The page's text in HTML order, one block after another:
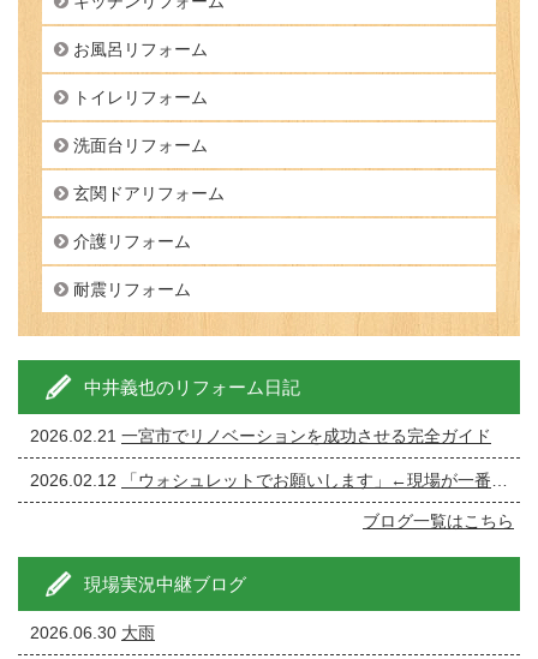
お風呂リフォーム
トイレリフォーム
洗面台リフォーム
玄関ドアリフォーム
介護リフォーム
耐震リフォーム
中井義也のリフォーム日記
2026.02.21 一宮市でリノベーションを成功させる完全ガイド
2026.02.12 「ウォシュレットでお願いします」←現場が一番ざわつく一言です。
ブログ一覧はこちら
現場実況中継ブログ
2026.06.30 大雨